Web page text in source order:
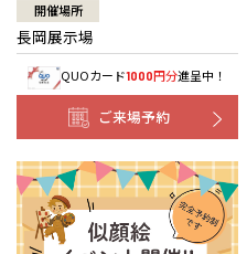
開催場所
長岡展示場
QUOカード1000円分進呈中！
ご来場予約